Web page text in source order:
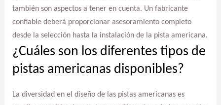
también son aspectos a tener en cuenta. Un fabricante
confiable deberá proporcionar asesoramiento completo
desde la selección hasta la instalación de la pista americana.
¿Cuáles son los diferentes tipos de
pistas americanas disponibles?
La diversidad en el diseño de las pistas americanas es